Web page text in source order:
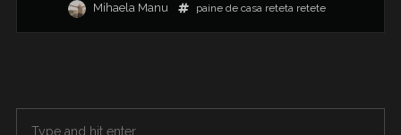
Mihaela Manu paine de casa reteta retete